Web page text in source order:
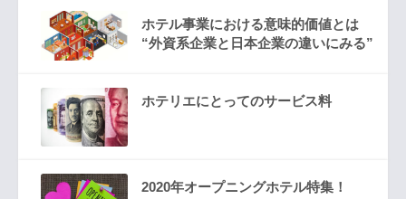
ホテル事業における意味的価値とは
“外資系企業と日本企業の違いにみる”
ホテリエにとってのサービス料
2020年オープニングホテル特集！